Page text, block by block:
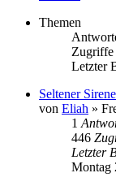
Themen
Zugriffe
Letzter
Seltener
von Eliah »
1
446
Letzter
Montag